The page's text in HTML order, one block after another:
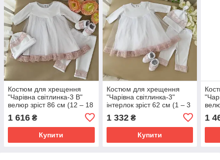
Костюм для хрещення
"Чарівна світлинка-3 В"
велюр зріст 86 см (12 – 18
пудровим
1 616 ₴
Купити
Костюм для хрещення
"Чарівна світлинка-3"
інтерлок зріст 62 см (1 – 3
пудровим
1 332₴
Купити
1